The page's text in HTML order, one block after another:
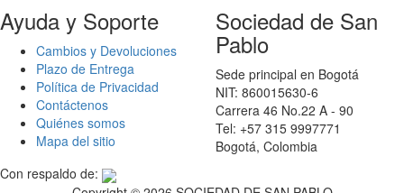
Ayuda y Soporte
Cambios y Devoluciones
Plazo de Entrega
Política de Privacidad
Contáctenos
Quiénes somos
Mapa del sitio
Sociedad de San
Pablo
Sede principal en Bogotá
NIT: 860015630-6
Carrera 46 No.22 A - 90
Tel: +57 315 9997771
Bogotá, Colombia
Con respaldo de: